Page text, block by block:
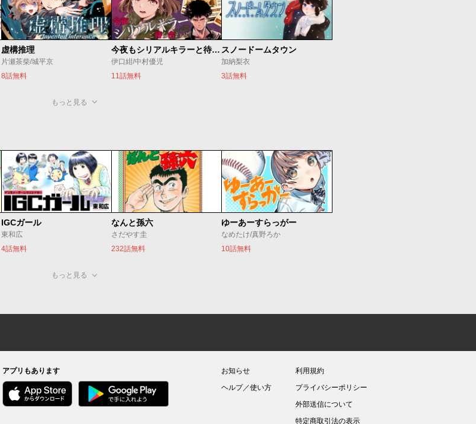
虚構推理
片瀬茶柴/城平京
8話無料
今夜もシリアルキラーと待ち合わせ
伊口紺/中村優児
11話無料
スノードームタウン
加納梨衣
3話無料
もっと見る
IGCガール
東和広
4話無料
なんと孫六
さだやす圭
232話無料
ゆーあーすらっがー
なめたけ/真野ろか
10話無料
もっと見る
アプリもあります
お知らせ
ヘルプ／使い方
利用規約
プライバシーポリシー
外部送信について
特定商取引法の表示